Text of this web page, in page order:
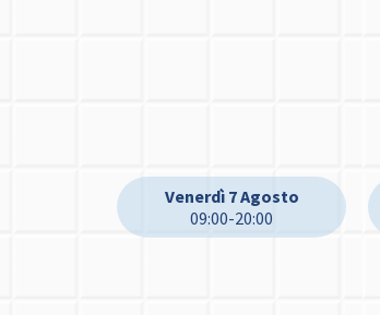
Venerdì 7 Agosto
09:00-20:00